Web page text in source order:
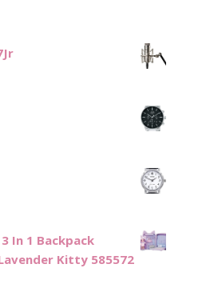
In 1 Backpack
Kitty 585572